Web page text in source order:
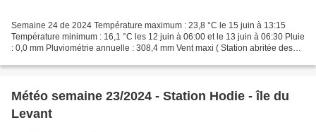
Semaine 24 de 2024 Température maximum : 23,8 °C le 15 juin à 13:15
Température minimum : 16,1 °C les 12 juin à 06:00 et le 13 juin à 06:30 Pluie
: 0,0 mm Pluviométrie annuelle : 308,4 mm Vent maxi ( Station abritée des
Météo semaine 23/2024 - Station Hodie - île du
Levant